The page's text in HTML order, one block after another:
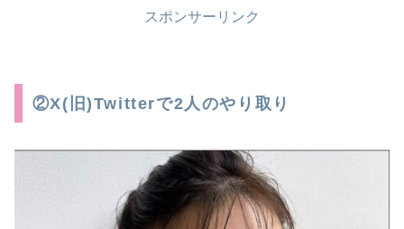
スポンサーリンク
②X(旧)Twitterで2人のやり取り